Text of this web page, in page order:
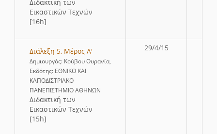
∆ιδακτική των
Εικαστικών Τεχνών
[16h]
Διάλεξη 5, Μέρος Α'
Δημιουργός: Κούβου Ουρανία,
Εκδότης: ΕΘΝΙΚΟ ΚΑΙ
ΚΑΠΟΔΙΣΤΡΙΑΚΟ
ΠΑΝΕΠΙΣΤΗΜΙΟ ΑΘΗΝΩΝ
∆ιδακτική των
Εικαστικών Τεχνών
[15h]
29/4/15